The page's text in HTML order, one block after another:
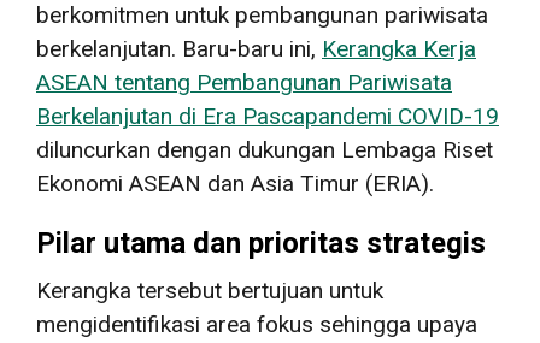
berkomitmen untuk pembangunan pariwisata
berkelanjutan. Baru-baru ini, Kerangka Kerja
ASEAN tentang Pembangunan Pariwisata
Berkelanjutan di Era Pascapandemi COVID-19
diluncurkan dengan dukungan Lembaga Riset
Ekonomi ASEAN dan Asia Timur (ERIA).
Pilar utama dan prioritas strategis
Kerangka tersebut bertujuan untuk
mengidentifikasi area fokus sehingga upaya